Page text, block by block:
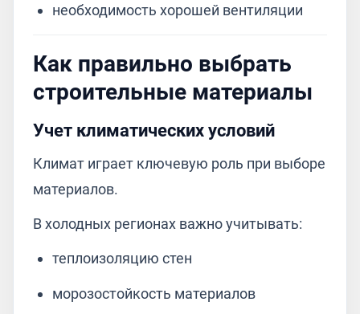
необходимость хорошей вентиляции
Как правильно выбрать
строительные материалы
Учет климатических условий
Климат играет ключевую роль при выборе
материалов.
В холодных регионах важно учитывать:
теплоизоляцию стен
морозостойкость материалов